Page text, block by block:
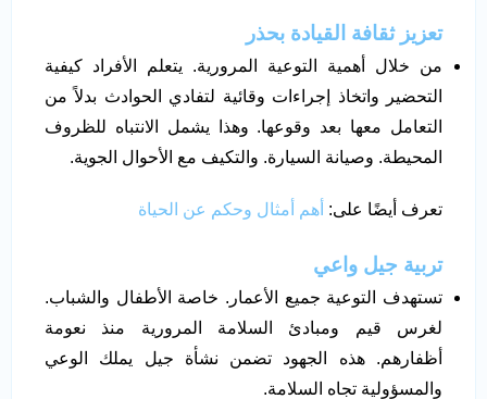
تعزيز ثقافة القيادة بحذر
من خلال أهمية التوعية المرورية. يتعلم الأفراد كيفية
التحضير واتخاذ إجراءات وقائية لتفادي الحوادث بدلاً من
التعامل معها بعد وقوعها. وهذا يشمل الانتباه للظروف
المحيطة. وصيانة السيارة. والتكيف مع الأحوال الجوية.
تعرف أيضًا على: أهم أمثال وحكم عن الحياة
تربية جيل واعي
تستهدف التوعية جميع الأعمار. خاصة الأطفال والشباب.
لغرس قيم ومبادئ السلامة المرورية منذ نعومة
أظفارهم. هذه الجهود تضمن نشأة جيل يملك الوعي
والمسؤولية تجاه السلامة.